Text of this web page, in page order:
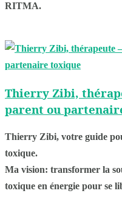
RITMA.
Thierry Zibi,
parent ou
Thierry Zibi, votre guide
toxique.
Ma vision: transformer la
toxique en énergie pour se